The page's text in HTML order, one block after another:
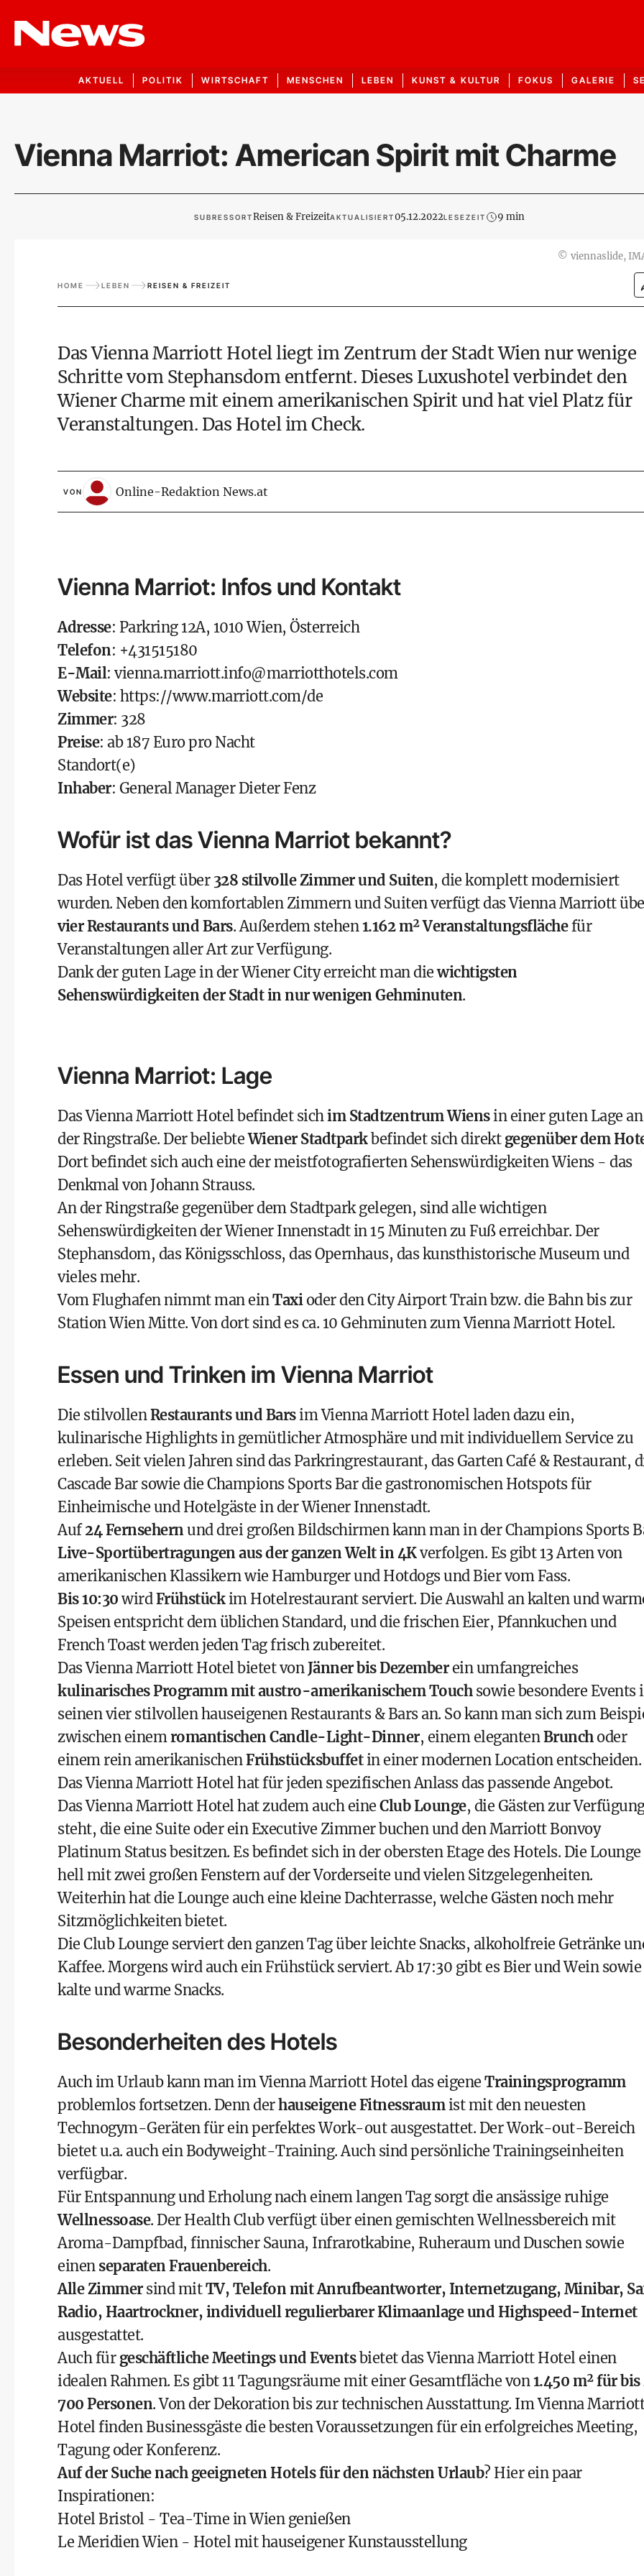
AKTUELL POLITIK WIRTSCHAFT MENSCHEN LEBEN KUNST & KULTUR FOKUS GALERIE
Vienna Marriot: American Spirit mit Charme
SUBRESSORTReisen & FreizeitAKTUALISIERT05.12.2022LESEZEIT 9 min
© viennaslide,
HOME LEBEN REISEN & FREIZEIT
Das Vienna Marriott Hotel liegt im Zentrum derStadt Wiennur wenige
Schritte vom Stephansdom entfernt. Dieses Luxushotel verbindet den
Wiener Charme mit einem amerikanischen Spirit und hat viel Platz für
Veranstaltungen. Das Hotel im Check.
VON Online-Redaktion News.at
Vienna Marriot: Infos und Kontakt
Adresse: Parkring 12A, 1010 Wien, Österreich
Telefon: +431515180
E-Mail: vienna.marriott.info@marriotthotels.com
Website: https://www.marriott.com/de
Zimmer: 328
Preise: ab 187 Euro pro Nacht
Standort(e)
Inhaber: General Manager Dieter Fenz
Wofür ist das Vienna Marriot bekannt?
Das Hotel verfügt über 328 stilvolle Zimmer und Suiten, die komplett modernisiert
wurden. Neben den komfortablen Zimmern und Suiten verfügt das Vienna Marriott
vier Restaurants und Bars. Außerdem stehen1.162 m² Veranstaltungsflächefür
Veranstaltungen aller Art zur Verfügung.
Dank der guten Lage in der Wiener City erreicht man diewichtigsten
Sehenswürdigkeiten der Stadt in nur wenigen Gehminuten.
Vienna Marriot: Lage
Das Vienna Marriott Hotel befindet sichim Stadtzentrum Wiensin einer guten Lage an
der Ringstraße. Der beliebteWiener Stadtparkbefindet sich direkt gegenüber dem
Dort befindet sich auch eine der meistfotografierten Sehenswürdigkeiten Wiens - das
Denkmal von Johann Strauss.
An der Ringstraße gegenüber dem Stadtpark gelegen, sind alle wichtigen
Sehenswürdigkeiten der Wiener Innenstadt in 15 Minuten zu Fuß erreichbar. Der
Stephansdom, das Königsschloss, das Opernhaus, daskunsthistorische Museumund
vieles mehr.
Vom Flughafen nimmt man einTaxioder denCity Airport Trainbzw. die Bahn bis zur
Station Wien Mitte. Von dort sind es ca. 10 Gehminuten zum Vienna Marriott Hotel.
Essen und Trinken im Vienna Marriot
Die stilvollenRestaurants und Barsim Vienna Marriott Hotel laden dazu ein,
kulinarische Highlights in gemütlicher Atmosphäre und mit individuellem Service zu
erleben. Seit vielen Jahren sind das Parkringrestaurant, dasGarten Café & Restaurant,
Cascade Barsowie die Champions Sports Bardie gastronomischen Hotspots für
Einheimische und Hotelgäste in der Wiener Innenstadt.
Auf24 Fernsehern und drei großen Bildschirmen kann man in der Champions Sports
Live-Sportübertragungen aus der ganzen Welt in 4Kverfolgen. Es gibt 13 Arten von
amerikanischen Klassikern wie Hamburger und Hotdogs und Bier vom Fass.
Bis 10:30wirdFrühstückim Hotelrestaurant serviert. Die Auswahl an kalten und
Speisen entspricht dem üblichen Standard, und die frischen Eier, Pfannkuchen und
French Toast werden jeden Tag frisch zubereitet.
Das Vienna Marriott Hotel bietet vonJänner bis Dezemberein umfangreiches
kulinarisches Programm mit austro-amerikanischem Touchsowie besondere Events
seinen vier stilvollen hauseigenen Restaurants & Bars an. So kann man sich zum
zwischen einem romantischen Candle-Light-Dinner, einem elegantenBrunchoder
einem rein amerikanischenFrühstücksbuffetin einer modernen Location entscheiden.
Das Vienna Marriott Hotel hat für jeden spezifischen Anlass das passende Angebot.
Das Vienna Marriott Hotel hat zudem auch eine Club Lounge, die Gästen zur
steht, die eine Suite oder ein Executive Zimmer buchen und denMarriott Bonvoy
Platinum Statusbesitzen. Es befindet sich in der obersten Etage des Hotels. Die
hell mit zwei großen Fenstern auf der Vorderseite und vielen Sitzgelegenheiten.
Weiterhin hat die Lounge auch eine kleine Dachterrasse, welche Gästen noch mehr
Sitzmöglichkeiten bietet.
Die Club Lounge serviert den ganzen Tag über leichte Snacks, alkoholfreie Getränke
Kaffee. Morgens wird auch ein Frühstück serviert. Ab 17:30 gibt es Bier und Wein sowie
kalte und warme Snacks.
Besonderheiten des Hotels
Auch im Urlaub kann man im Vienna Marriott Hotel das eigene Trainingsprogramm
problemlos fortsetzen. Denn derhauseigene Fitnessraumist mit den neuesten
Technogym-Gerätenfür ein perfektes Work-out ausgestattet. Der Work-out-Bereich
bietet u.a. auch ein Bodyweight-Training. Auch sind persönliche Trainingseinheiten
verfügbar.
Für Entspannung und Erholung nach einem langen Tag sorgt die ansässige ruhige
Wellnessoase. Der Health Club verfügt über einen gemischten Wellnessbereich mit
Aroma-Dampfbad, finnischer Sauna, Infrarotkabine, Ruheraum und Duschen sowie
einen separaten Frauenbereich.
Alle Zimmer sind mitTV, Telefon mit Anrufbeantworter, Internetzugang, Minibar,
Radio, Haartrockner, individuell regulierbarer Klimaanlage und Highspeed-Internet
ausgestattet.
Auch für geschäftliche Meetings und Eventsbietet das Vienna Marriott Hotel einen
idealen Rahmen. Es gibt 11 Tagungsräume mit einer Gesamtfläche von1.450 m² für bis
700 Personen. Von der Dekoration bis zur technischen Ausstattung. Im Vienna Marriott
Hotel finden Businessgäste die besten Voraussetzungen für ein erfolgreiches Meeting,
Tagung oder Konferenz.
Auf der Suche nach geeigneten Hotels für den nächsten Urlaub? Hier ein paar
Inspirationen:
Hotel Bristol - Tea-Time in Wien genießen
Le Meridien Wien - Hotel mit hauseigener Kunstausstellung